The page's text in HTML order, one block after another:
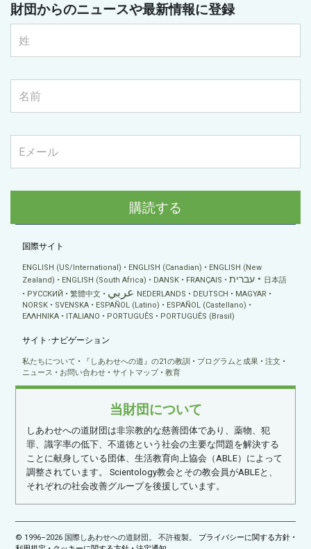
財団からのニュースや最新情報に登録
購読する
国際サイト
ENGLISH (US/International) ENGLISH (Canadian)
ENGLISH (New
Zealand)
ENGLISH (South Africa) DANSK FRANÇAIS עברית
日本語
РУССКИЙ
繁體中文 عربي NEDERLANDS DEUTSCH
MAGYAR
NORSK
SVENSKA ESPAÑOL (Latino)
ESPAÑOL (Castellano)
ΕΛΛΗΝΙΚA
ITALIANO PORTUGUÊS PORTUGUÊS (Brasil)
サイト･ナビゲーション
私たちについて 『しあわせへの道』の21の教訓 プログラムと成果
注文
ニュース
お問い合わせ サイトマップ 教育
当財団について
しあわせへの道財団は非宗教的な慈善団体であり、薬物、犯
罪、識字率の低下、不道徳という社会の主要な問題を解決する
ことに献身している団体、生活教育向上協会（ABLE）によって
調整されています。 Scientology教会とその教会員がABLEと、
それぞれの社会改善グループを後援しています。
© 1996–2026 国際しあわせへの道財団。 不許複製。 プライバシーに関する方針 •